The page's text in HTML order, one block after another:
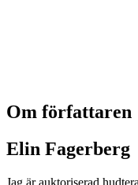
Om författaren
Elin Fagerberg